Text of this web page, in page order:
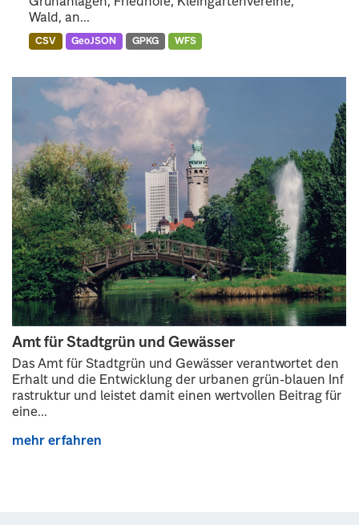
Amt für Stadtgrün und Gewässer
Das Amt für Stadtgrün und Gewässer verantwortet den
Erhalt und die Entwicklung der urbanen grün-blauen Inf
rastruktur und leistet damit einen wertvollen Beitrag für
eine...
mehr erfahren
Wald, an...
CSV GeoJSON GPKG WFS